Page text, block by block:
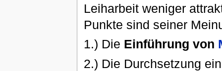
Leiharbeit weniger
Punkte sind seiner
1.) Die Einführung von
2.) Die Durchsetzung